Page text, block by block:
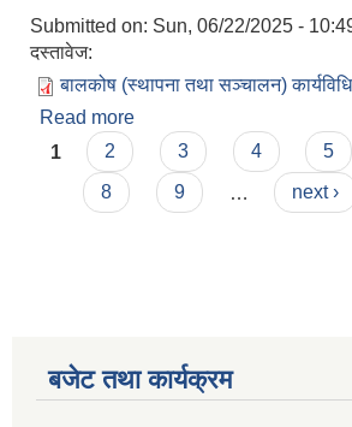
Submitted on: Sun, 06/22/2025 -
दस्तावेज:
बालकोष (स्थापना तथा सञ्‍चालन)
Read more
Pages
1 2 3 4 5
8
9 next ›
बजेट तथा कार्यक्रम